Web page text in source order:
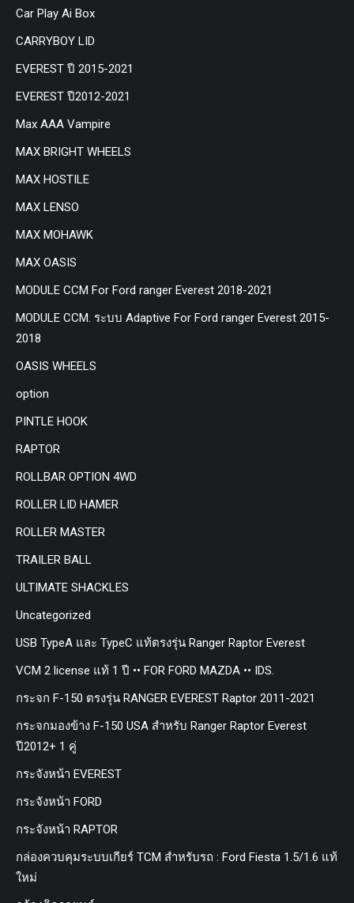
Car Play Ai Box
CARRYBOY LID
EVEREST ปี 2015-2021
EVEREST ปี2012-2021
Max AAA Vampire
MAX BRIGHT WHEELS
MAX HOSTILE
MAX LENSO
MAX MOHAWK
MAX OASIS
MODULE CCM For Ford ranger Everest 2018-2021
MODULE CCM. ระบบ Adaptive For Ford ranger Everest 2015-
2018
OASIS WHEELS
option
PINTLE HOOK
RAPTOR
ROLLBAR OPTION 4WD
ROLLER LID HAMER
ROLLER MASTER
TRAILER BALL
ULTIMATE SHACKLES
Uncategorized
USB TypeA และ TypeC แท้ตรงรุ่น Ranger Raptor Everest
VCM 2 license แท้ 1 ปี •• FOR FORD MAZDA •• IDS.
กระจก F-150 ตรงรุ่น RANGER EVEREST Raptor 2011-2021
กระจกมองข้าง F-150 USA สำหรับ Ranger Raptor Everest
ปี2012+ 1 คู่
กระจังหน้า EVEREST
กระจังหน้า FORD
กระจังหน้า RAPTOR
กล่องควบคุมระบบเกียร์ TCM สำหรับรถ : Ford Fiesta 1.5/1.6 แท้
ใหม่